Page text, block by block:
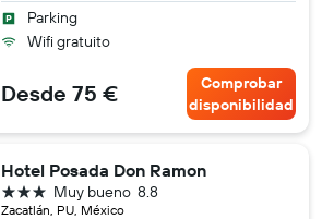
Parking
Wifi gratuito
Desde 75 €
Comprobar
disponibilidad
Hotel Posada Don Ramon
Zacatlán, PU, México
8.8
Muy bueno
3 estrellas